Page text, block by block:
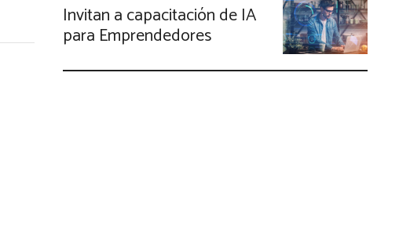
Invitan a capacitación de IA
para Emprendedores